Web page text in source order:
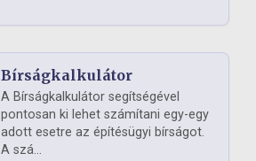
Bírságkalkulátor
A Bírságkalkulátor segítségével
pontosan ki lehet számítani egy-egy
adott esetre az építésügyi bírságot.
A szá...